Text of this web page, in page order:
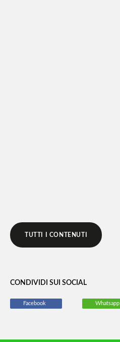
TUTTI I CONTENUTI
CONDIVIDI SUI SOCIAL
Facebook Whatsapp